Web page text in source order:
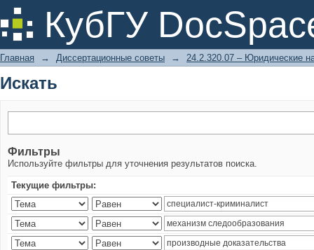
КубГУ
Искать
Главная → Диссертационные советы → 24.2.320.07 – Юридические
Искать
Фильтры
Используйте фильтры для уточнения результатов поиска.
Текущие фильтры: